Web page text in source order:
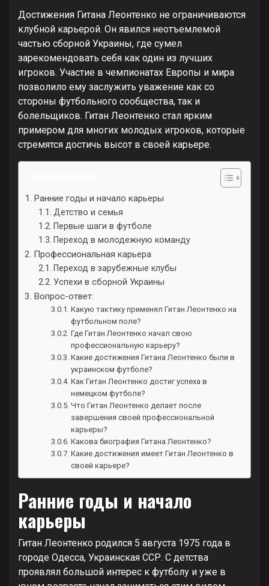
Достижения Гитана Леонтенко не ограничиваются
клубной карьерой. Он явился неотъемлемой
частью сборной Украины, где сумел
зарекомендовать себя как один из лучших
игроков. Участие в чемпионатах Европы и мира
позволило ему заслужить уважение как со
стороны футбольного сообщества, так и
болельщиков. Гитан Леонтенко стал ярким
примером для многих молодых игроков, которые
стремятся достичь высот в своей карьере.
Ранние годы и начало карьеры
Детство и семья
Первые шаги в футболе
Переход в молодежную команду
Профессиональная карьера
Переход в зарубежные клубы
Успехи в сборной Украины
Вопрос-ответ:
Какую тактику применял Гитан Леонтенко на
футбольном поле?
Где Гитан Леонтенко начал свою
профессиональную карьеру?
Какие достижения Гитана Леонтенко были в
украинском футболе?
Как Гитан Леонтенко достиг успеха в
немецком футболе?
Что Гитан Леонтенко делает после
завершения своей профессиональной
карьеры?
Какова биография Гитана Леонтенко?
Какие достижения имеет Гитан Леонтенко в
своей карьере?
Ранние годы и начало
карьеры
Гитан Леонтенко родился 5 августа 1975 года в
городе Одесса, Украинская ССР. С детства
проявлял большой интерес к футболу и уже в